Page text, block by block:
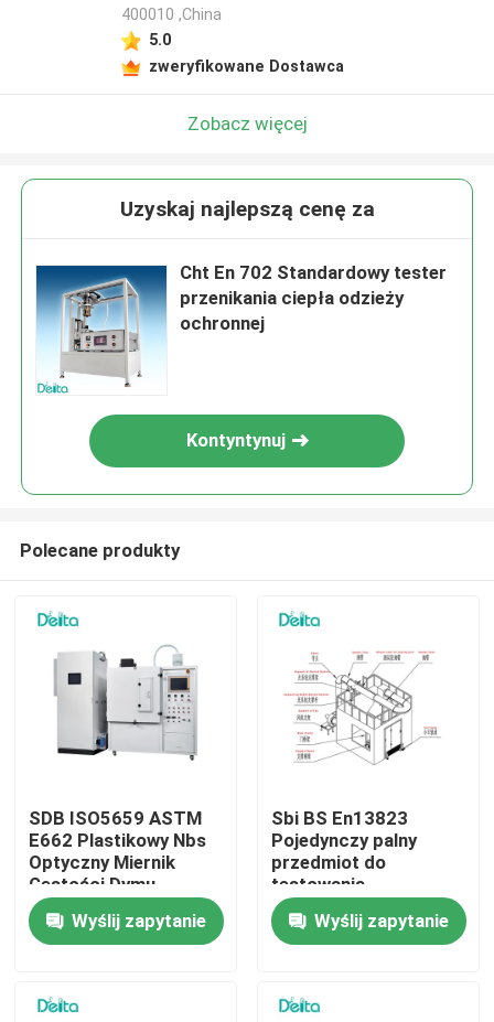
Do domu
Produkty
Filmy
400010 ,China
5.0
zweryfikowane Dostawca
Zobacz więcej
Uzyskaj najlepszą cenę za
Cht En 702 Standardowy tester
przenikania ciepła odzieży
ochronnej
Kontyntynuj
Polecane produkty
SDB ISO5659 ASTM
E662 Plastikowy Nbs
Optyczny Miernik
Gęstości Dymu
Wyślij zapytanie
Sbi BS En13823
Pojedynczy palny
przedmiot do
testowania
ognioodporności
Wyślij zapytanie